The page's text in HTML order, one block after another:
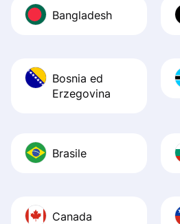
Bangladesh
Bosnia ed
Erzegovina
Brasile
Canada